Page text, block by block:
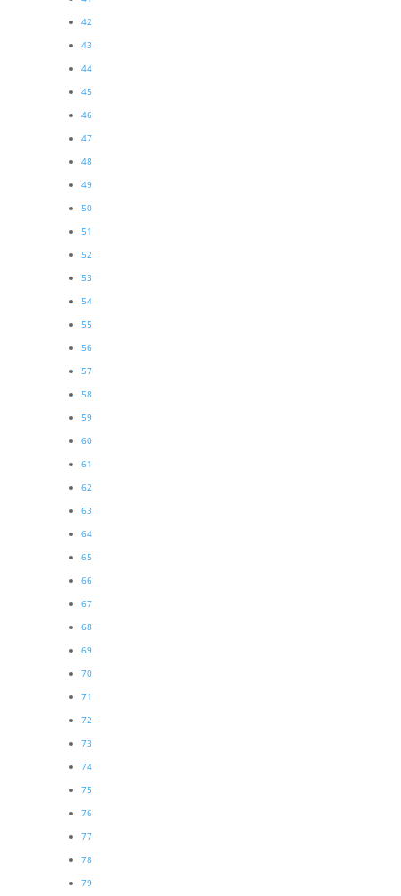
42
43
44
45
46
47
48
49
50
51
52
53
54
55
56
57
58
59
60
61
62
63
64
65
66
67
68
69
70
71
72
73
74
75
76
77
78
79